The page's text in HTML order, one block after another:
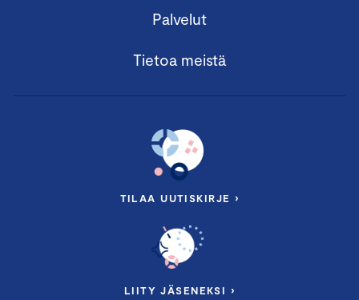
Palvelut
Tietoa meistä
TILAA UUTISKIRJE ›
LIITY JÄSENEKSI ›